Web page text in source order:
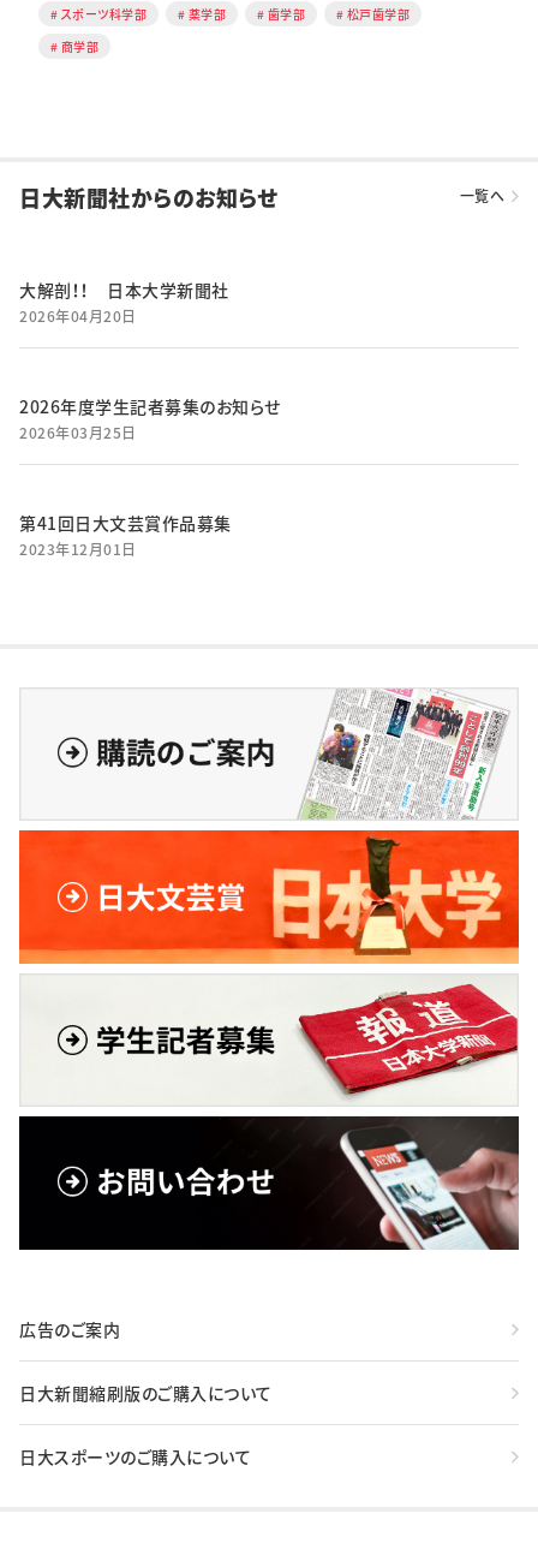
スポーツ科学部
薬学部 歯学部
松戸歯学部
商学部
日大新聞社からのお知らせ 一覧へ
大解剖！！ 日本大学新聞社
2026年04月20日
2026年度学生記者募集のお知らせ
2026年03月25日
第41回日大文芸賞作品募集
2023年12月01日
広告のご案内
日大新聞縮刷版のご購入について
日大スポーツのご購入について